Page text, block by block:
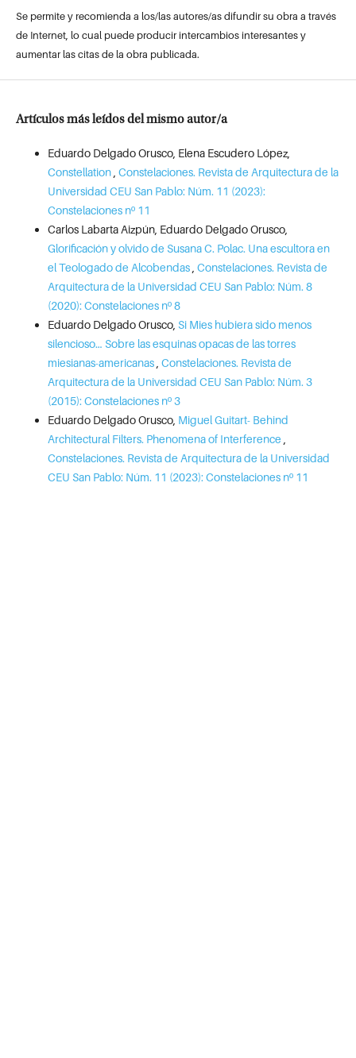
Se permite y recomienda a los/las autores/as difundir su obra a través
de Internet, lo cual puede producir intercambios interesantes y
aumentar las citas de la obra publicada.
Artículos más leídos del mismo autor/a
Eduardo Delgado Orusco, Elena Escudero López,
Constellation Constelaciones. Revista de Arquitectura de la
Universidad CEU San Pablo: Núm. 11 (2023):
Constelaciones nº 11
Carlos Labarta Aizpún, Eduardo Delgado Orusco,
Glorificación y olvido de Susana C. Polac. Una escultora en
el Teologado de Alcobendas Constelaciones. Revista de
Arquitectura de la Universidad CEU San Pablo: Núm. 8
(2020): Constelaciones nº 8
Eduardo Delgado Orusco, Si Mies hubiera sido menos
silencioso… Sobre las esquinas opacas de las torres
miesianas-americanas Constelaciones. Revista de
Arquitectura de la Universidad CEU San Pablo: Núm. 3
(2015): Constelaciones nº 3
Eduardo Delgado Orusco, Miguel Guitart- Behind
Architectural Filters. Phenomena of Interference
Constelaciones. Revista de Arquitectura de la Universidad
CEU San Pablo: Núm. 11 (2023): Constelaciones nº 11